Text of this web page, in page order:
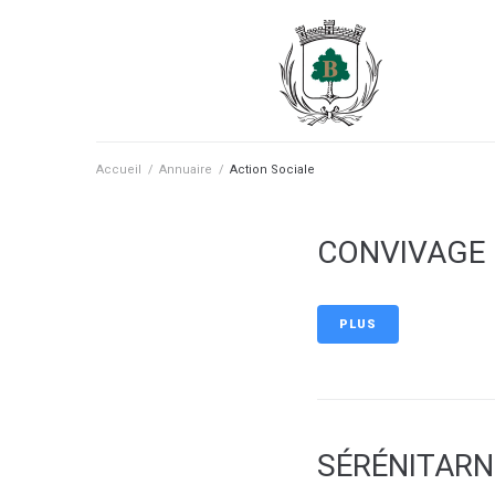
Accueil / Annuaire / Action Sociale
CONVIVAGE
PLUS
SÉRÉNITARN